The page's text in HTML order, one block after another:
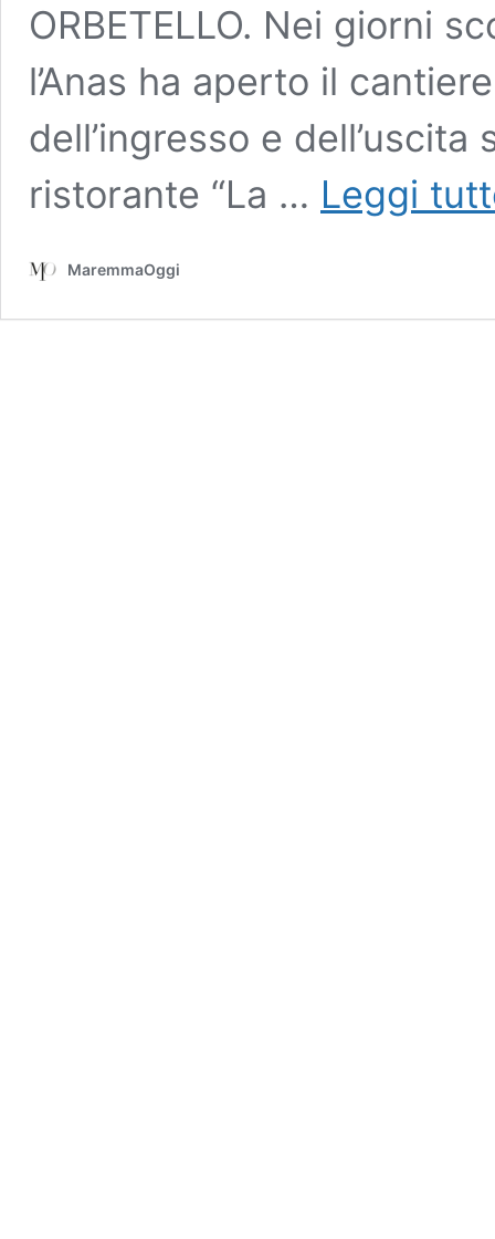
ORBETELLO. Nei giorni
l’Anas ha aperto il
dell’ingresso e
ristorante “La … Leggi
MaremmaOggi